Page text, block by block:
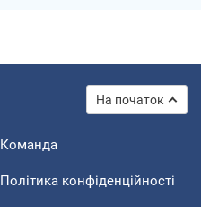
На початок
Команда
Політика конфіденційності